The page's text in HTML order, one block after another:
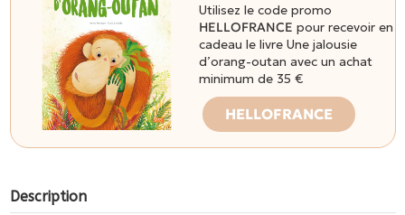
Utilisez le code promo
HELLOFRANCE pour recevoir en
cadeau le livre Une jalousie
d’orang-outan avec un achat
minimum de 35 €
HELLOFRANCE
Description